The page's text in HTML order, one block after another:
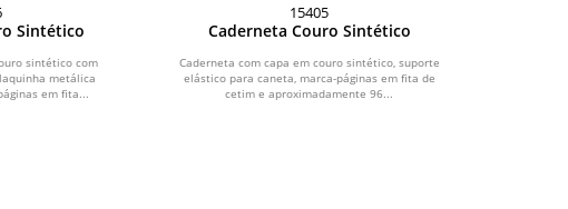
Sintético
sintético com
metálica
em fita...
15405
Caderneta Couro Sintético
Caderneta com capa em couro sintético, suporte
elástico para caneta, marca-páginas em fita de
cetim e aproximadamente 96...